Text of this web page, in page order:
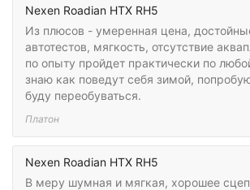
Nexen Roadian HTX RH5
Из плюсов - умеренная цена,
автотестов, мягкость, отсутствие
по опыту пройдет практически по
знаю как поведут себя зимой,
буду переобуваться.
Платон
Nexen Roadian HTX RH5
В меру шумная и мягкая, хорошее